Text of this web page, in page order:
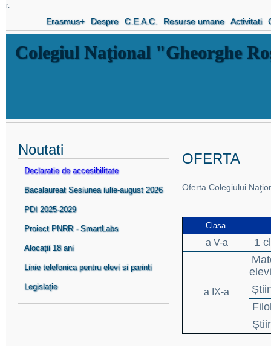
Erasmus+ Despre C.E.A.C. Resurse umane Activitati
r.
Colegiul Naţional "Gheorghe
Noutati
Declaratie de accesibilitate
Bacalaureat Sesiunea iulie-august 2026
PDI 2025-2029
Proiect PNRR - SmartLabs
Alocații 18 ani
Linie telefonica pentru elevi si parinti
Legislație
OFERTA
Oferta Colegiului
Clasa
a V-a 1
a IX-a